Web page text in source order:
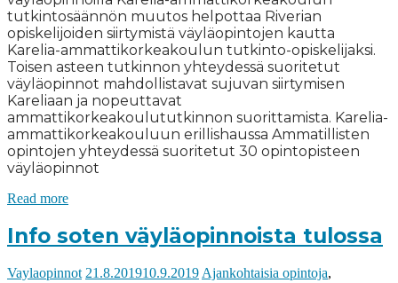
tutkintosäännön muutos helpottaa Riverian
opiskelijoiden siirtymistä väyläopintojen kautta
Karelia-ammattikorkeakoulun tutkinto-opiskelijaksi.
Toisen asteen tutkinnon yhteydessä suoritetut
väyläopinnot mahdollistavat sujuvan siirtymisen
Kareliaan ja nopeuttavat
ammattikorkeakoulututkinnon suorittamista. Karelia-
ammattikorkeakouluun erillishaussa Ammatillisten
opintojen yhteydessä suoritetut 30 opintopisteen
väyläopinnot
Read more
Info soten väyläopinnoista tulossa
Vaylaopinnot 21.8.201910.9.2019 Ajankohtaisia opintoja,